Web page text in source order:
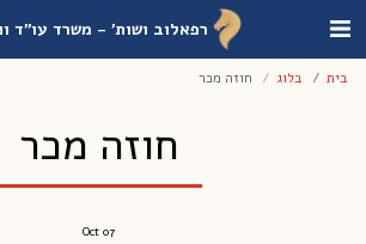
רפאלוב ושות' - משרד עו"ד
בית בלוג חוזה מכר
חוזה מכר
07
Oct